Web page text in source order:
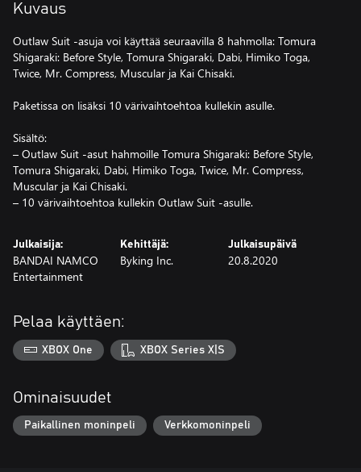
Kuvaus
Outlaw Suit -asuja voi käyttää seuraavilla 8 hahmolla: Tomura
Shigaraki: Before Style, Tomura Shigaraki, Dabi, Himiko Toga,
Twice, Mr. Compress, Muscular ja Kai Chisaki.
Paketissa on lisäksi 10 värivaihtoehtoa kullekin asulle.
Sisältö:
– Outlaw Suit -asut hahmoille Tomura Shigaraki: Before Style,
Tomura Shigaraki, Dabi, Himiko Toga, Twice, Mr. Compress,
Muscular ja Kai Chisaki.
– 10 värivaihtoehtoa kullekin Outlaw Suit -asulle.
Julkaisija:
BANDAI NAMCO
Entertainment
Kehittäjä:
Byking Inc.
Julkaisupäivä
20.8.2020
Pelaa käyttäen:
XBOX One XBOX Series X|S
Ominaisuudet
Paikallinen moninpeli Verkkomoninpeli